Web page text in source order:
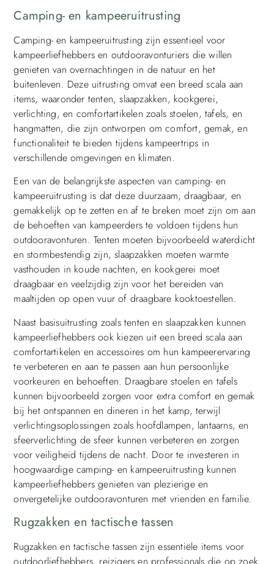
Camping- en kampeeruitrusting
Camping- en kampeeruitrusting zijn essentieel voor
kampeerliefhebbers en outdooravonturiers die willen
genieten van overnachtingen in de natuur en het
buitenleven. Deze uitrusting omvat een breed scala aan
items, waaronder tenten, slaapzakken, kookgerei,
verlichting, en comfortartikelen zoals stoelen, tafels, en
hangmatten, die zijn ontworpen om comfort, gemak, en
functionaliteit te bieden tijdens kampeertrips in
verschillende omgevingen en klimaten.
Een van de belangrijkste aspecten van camping- en
kampeeruitrusting is dat deze duurzaam, draagbaar, en
gemakkelijk op te zetten en af te breken moet zijn om aan
de behoeften van kampeerders te voldoen tijdens hun
outdooravonturen. Tenten moeten bijvoorbeeld waterdicht
en stormbestendig zijn, slaapzakken moeten warmte
vasthouden in koude nachten, en kookgerei moet
draagbaar en veelzijdig zijn voor het bereiden van
maaltijden op open vuur of draagbare kooktoestellen.
Naast basisuitrusting zoals tenten en slaapzakken kunnen
kampeerliefhebbers ook kiezen uit een breed scala aan
comfortartikelen en accessoires om hun kampeerervaring
te verbeteren en aan te passen aan hun persoonlijke
voorkeuren en behoeften. Draagbare stoelen en tafels
kunnen bijvoorbeeld zorgen voor extra comfort en gemak
bij het ontspannen en dineren in het kamp, terwijl
verlichtingsoplossingen zoals hoofdlampen, lantaarns, en
sfeerverlichting de sfeer kunnen verbeteren en zorgen
voor veiligheid tijdens de nacht. Door te investeren in
hoogwaardige camping- en kampeeruitrusting kunnen
kampeerliefhebbers genieten van plezierige en
onvergetelijke outdooravonturen met vrienden en familie.
Rugzakken en tactische tassen
Rugzakken en tactische tassen zijn essentiële items voor